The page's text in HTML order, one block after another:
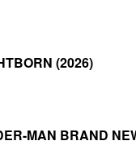
(2026)
MAN BRAND